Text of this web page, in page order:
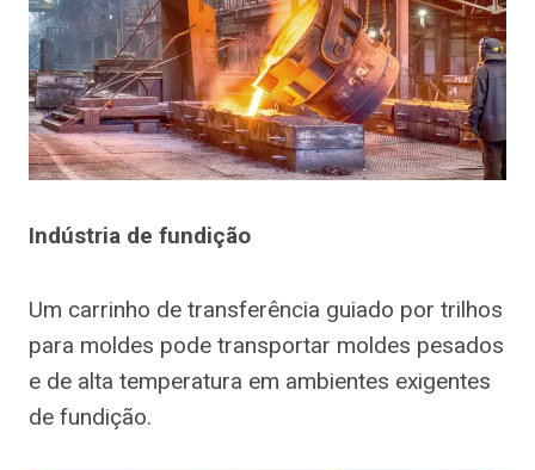
Indústria de fundição
Um carrinho de transferência guiado por trilhos
para moldes pode transportar moldes pesados
e de alta temperatura em ambientes exigentes
de fundição.